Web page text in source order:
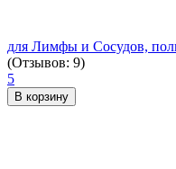
для Лимфы и Сосудов,
(Отзывов: 9)
5
В корзину